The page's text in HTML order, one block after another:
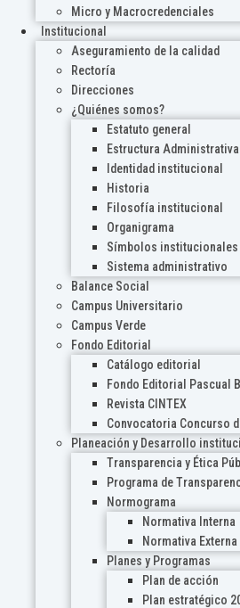
Micro y Macrocredenciales
Institucional
Aseguramiento de la calidad
Rectoría
Direcciones
¿Quiénes somos?
Estatuto general
Estructura Administrativa
Identidad institucional
Historia
Filosofía institucional
Organigrama
Símbolos institucionales
Sistema administrativo
Balance Social
Campus Universitario
Campus Verde
Fondo Editorial
Catálogo editorial
Fondo Editorial Pascual
Revista CINTEX
Convocatoria Concurso
Planeación y Desarrollo
Transparencia y Ética
Programa de
Normograma
Normativa Interna
Normativa Externa
Planes y Programas
Plan de acción
Plan estratégico